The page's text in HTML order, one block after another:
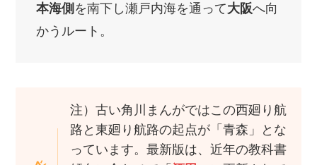
本海側 を南下し瀬戸内海を通って大阪へ向
かうルート。
注）古い角川まんがではこの西廻り航
路と東廻り航路の起点が「青森」とな
っています。最新版は、近年の教科書